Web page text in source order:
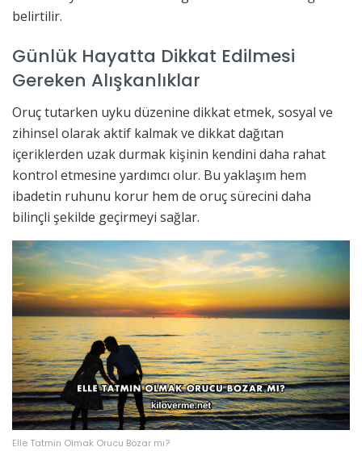
belirtilir.
Günlük Hayatta Dikkat Edilmesi
Gereken Alışkanlıklar
Oruç tutarken uyku düzenine dikkat etmek, sosyal ve
zihinsel olarak aktif kalmak ve dikkat dağıtan
içeriklerden uzak durmak kişinin kendini daha rahat
kontrol etmesine yardımcı olur. Bu yaklaşım hem
ibadetin ruhunu korur hem de oruç sürecini daha
bilinçli şekilde geçirmeyi sağlar.
Elle Tatmin Olmak Orucu Bozar mı?